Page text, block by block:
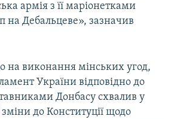
армія з її маріонетками
на Дебальцеве», зазначив
на виконання мінських угод,
України відповідно до
Донбасу схвалив у
до Конституції щодо